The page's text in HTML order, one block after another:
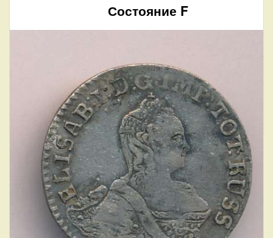
Состояние F